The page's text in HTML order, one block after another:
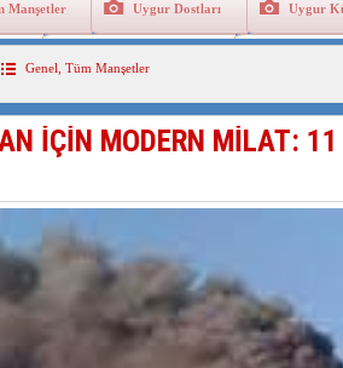
KAYNAYAN YARAMIZ : ÇİN İŞGALİNDEKİ
UYGUR POLİTİKALARINI ÖVEN DİYANET
URUMÇİ KATLİAMI MESAJİ : 05.07.2009
Manşetler Uygur Dostları Uygur
Genel Tüm Manşetler
İÇİN MODERN MİLAT: